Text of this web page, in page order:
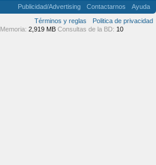
Publicidad/Advertising Contactarnos
Ayuda
Términos y reglas
Politica de privacidad
Memoria: 2,919 MB Consultas de la BD: 10